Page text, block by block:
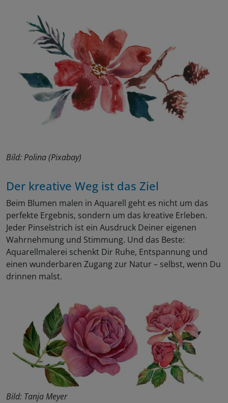
Bild: Polina (Pixabay)
Der kreative Weg ist das Ziel
Beim Blumen malen in Aquarell geht es nicht um das
perfekte Ergebnis, sondern um das kreative Erleben.
Jeder Pinselstrich ist ein Ausdruck Deiner eigenen
Wahrnehmung und Stimmung. Und das Beste:
Aquarellmalerei schenkt Dir Ruhe, Entspannung und
einen wunderbaren Zugang zur Natur – selbst, wenn Du
drinnen malst.
Bild: Tanja Meyer